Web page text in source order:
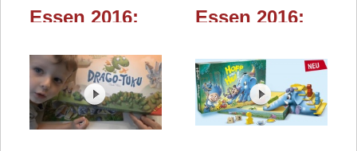
Essen 2016:
(Logis)
Essen 2016: